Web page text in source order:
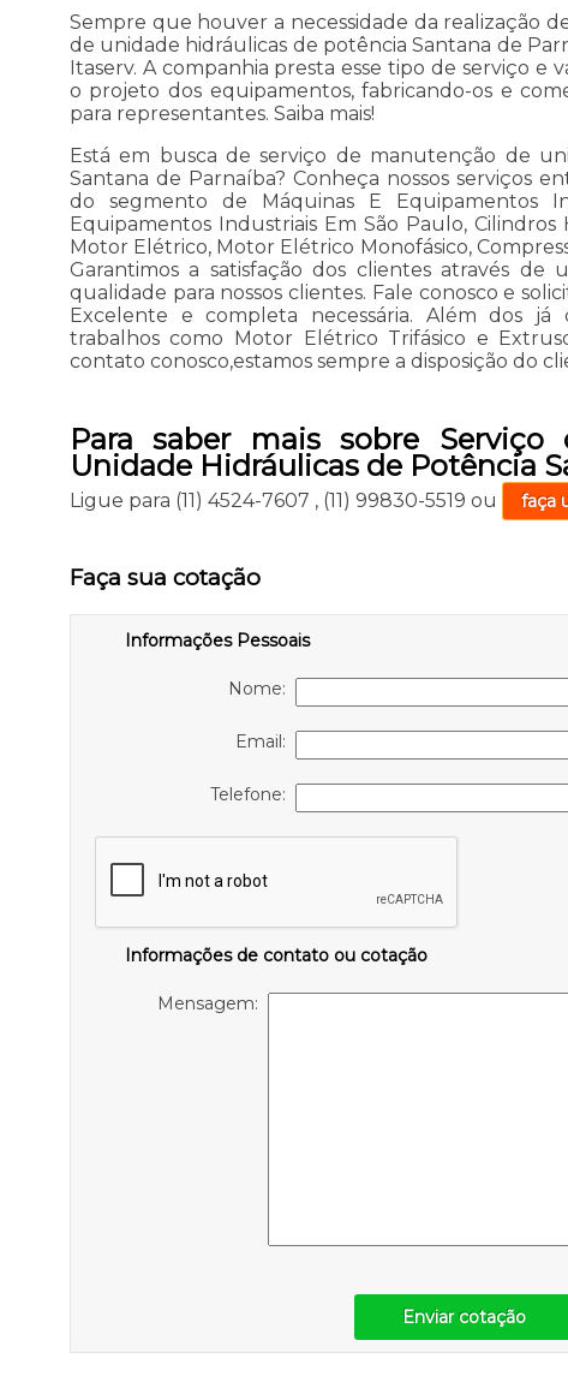
Sempre que houver a necessidade da realização
de unidade hidráulicas de potência Santana de
Itaserv. A companhia presta esse tipo de serviço e
o projeto dos equipamentos, fabricando-os e
para representantes. Saiba mais!
Está em busca de serviço de manutenção de
Santana de Parnaíba? Conheça nossos serviços
do segmento de Máquinas E Equipamentos
Equipamentos Industriais Em São Paulo, Cilindros
Motor Elétrico, Motor Elétrico Monofásico,
Garantimos a satisfação dos clientes através
qualidade para nossos clientes. Fale conosco e
Excelente e completa necessária. Além dos já
trabalhos como Motor Elétrico Trifásico e
contato conosco,estamos sempre a disposição do
Para saber mais sobre
Unidade Hidráulicas de Potência
Ligue para (11) 4524-7607 , (11) 99830-5519 ou faça
Faça sua cotação
Informações Pessoais
Nome:
Email:
Telefone:
Informações de contato ou cotação
Mensagem:
Enviar cotação